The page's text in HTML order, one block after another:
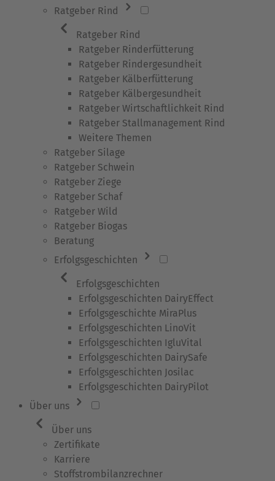
Ratgeber Rind
Ratgeber Rind
Ratgeber Rinderfütterung
Ratgeber Rindergesundheit
Ratgeber Kälberfütterung
Ratgeber Kälbergesundheit
Ratgeber Wirtschaftlichkeit Rind
Ratgeber Stallmanagement Rind
Weitere Themen
Ratgeber Silage
Ratgeber Schwein
Ratgeber Ziege
Ratgeber Schaf
Ratgeber Wild
Ratgeber Biogas
Beratung
Erfolgsgeschichten
Erfolgsgeschichten
Erfolgsgeschichten DairyEffect
Erfolgsgeschichte MiraPlus
Erfolgsgeschichten LinoVit
Erfolgsgeschichten IgluVital
Erfolgsgeschichten DairySafe
Erfolgsgeschichten Josilac
Erfolgsgeschichten DairyPilot
Über uns
Über uns
Zertifikate
Karriere
Stoffstrombilanzrechner